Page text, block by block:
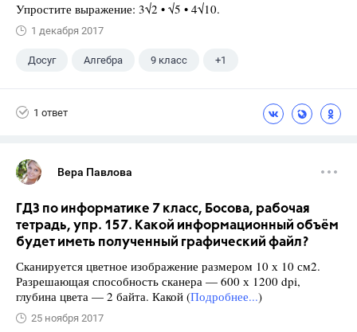
Упростите выражение: 3√2 • √5 • 4√10.
1 декабря 2017
Досуг Алгебра 9 класс +1
1 ответ
Вера Павлова
ГДЗ по информатике 7 класс, Босова, рабочая
тетрадь, упр. 157. Какой информационный объём
будет иметь полученный графический файл?
Сканируется цветное изображение размером 10 х 10 см2.
Разрешающая способность сканера — 600 х 1200 dpi,
глубина цвета — 2 байта. Какой (Подробнее...)
25 ноября 2017